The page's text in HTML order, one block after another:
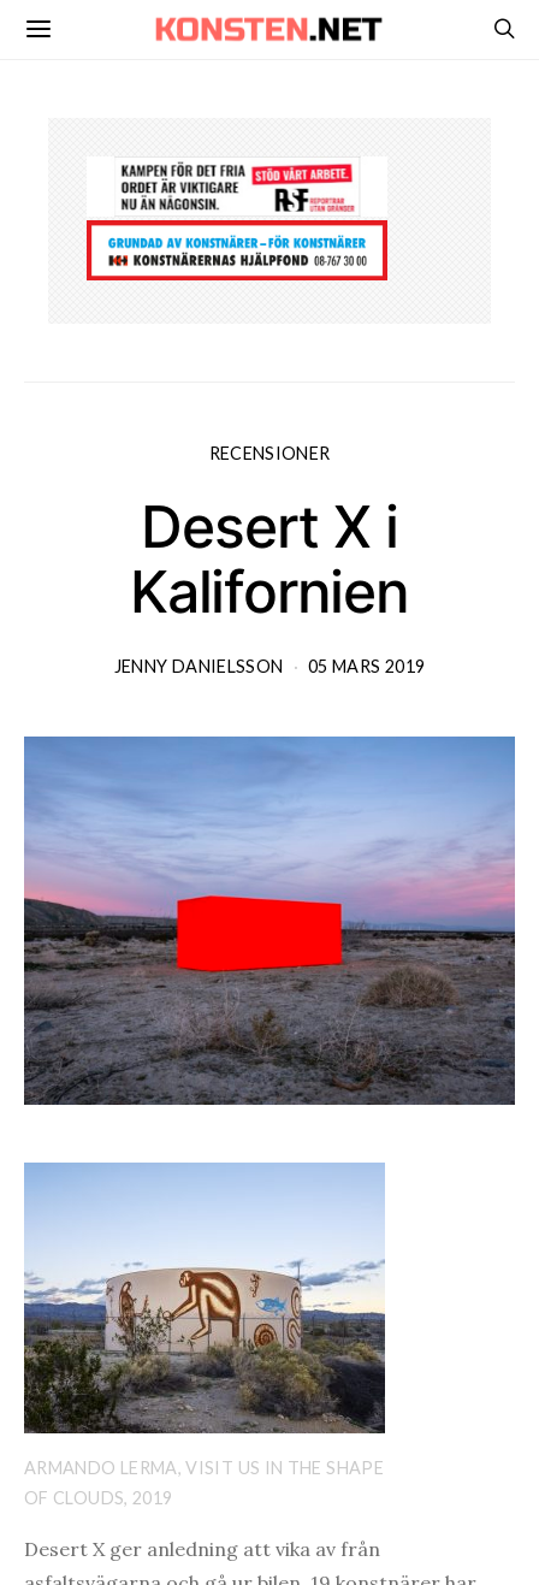
RECENSIONER
Desert X i
Kalifornien
JENNY DANIELSSON 05 MARS 2019
ARMANDO LERMA, VISIT US IN THE SHAPE
OF CLOUDS, 2019
Desert X ger anledning att vika av från